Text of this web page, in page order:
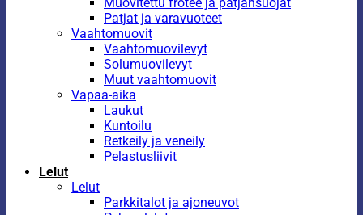
Patjat ja varavuoteet
Vaahtomuovit
Vaahtomuovilevyt
Solumuovilevyt
Muut vaahtomuovit
Vapaa-aika
Laukut
Kuntoilu
Retkeily ja veneily
Pelastusliivit
Lelut
Lelut
Parkkitalot ja ajoneuvot